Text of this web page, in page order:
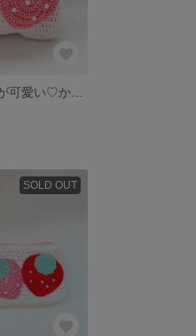
SOLD OUT